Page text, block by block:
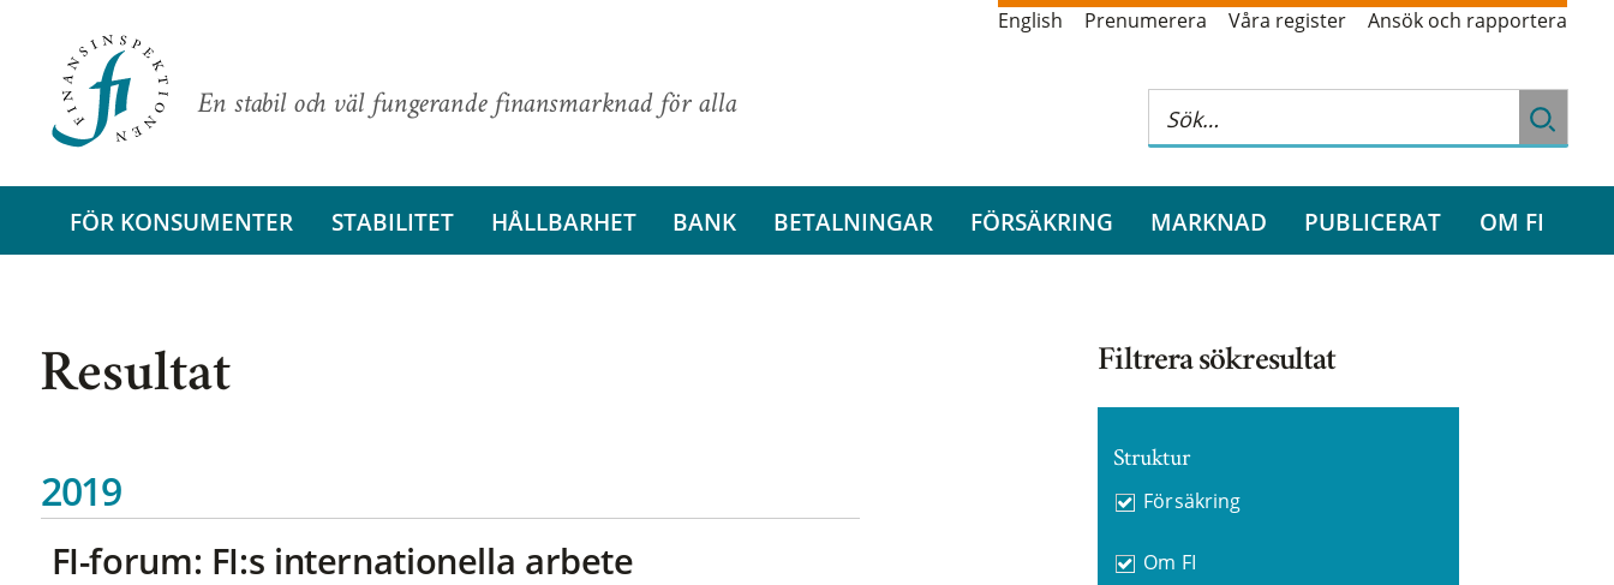
En stabil och väl fungerande finansmarknad för alla
English Prenumerera Våra register Ansök och rapportera
FÖR KONSUMENTER STABILITET HÅLLBARHET BANK BETALNINGAR FÖRSÄKRING MARKNAD PUBLICERAT OM FI
Resultat
2019
FI-forum: FI:s internationella arbete
Filtrera sökresultat
Struktur
Försäkring
Om FI